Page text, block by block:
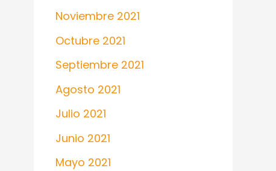
Noviembre 2021
Octubre 2021
Septiembre 2021
Agosto 2021
Julio 2021
Junio 2021
Mayo 2021